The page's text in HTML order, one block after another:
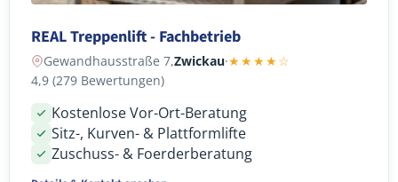
REAL Treppenlift - Fachbetrieb
Gewandhausstraße 7,Zwickau·★★★★☆
4,9 (279 Bewertungen)
Kostenlose Vor-Ort-Beratung
Sitz-, Kurven- & Plattformlifte
Zuschuss- & Foerderberatung